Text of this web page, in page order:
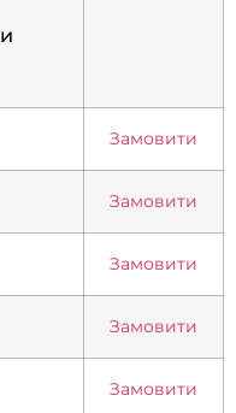
Замовити
Замовити
Замовити
Замовити
Замовити